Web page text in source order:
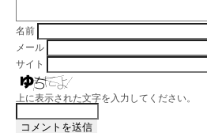
名前
メール
サイト
上に表示された文字を入力してください。